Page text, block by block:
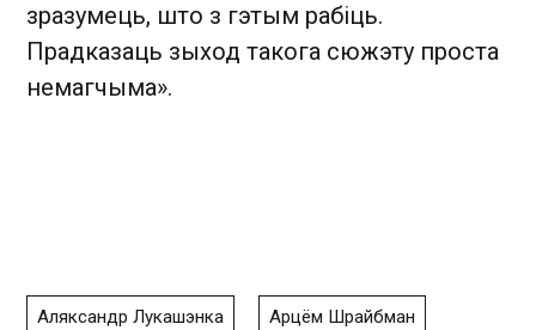
зразумець, што з гэтым рабіць.
Прадказаць зыход такога сюжэту проста
немагчыма».
Аляксандр Лукашэнка Арцём Шрайбман